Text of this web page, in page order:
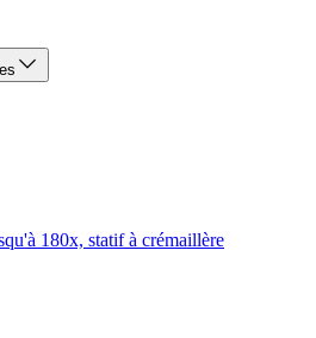
180x, statif à crémaillère